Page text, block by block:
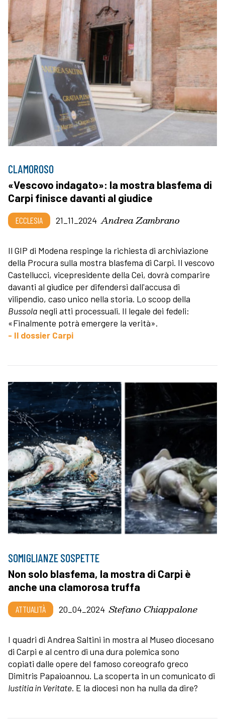
CLAMOROSO
«Vescovo indagato»: la mostra blasfema di
Carpi finisce davanti al giudice
ECCLESIA 21_11_2024 Andrea Zambrano
Il GIP di Modena respinge la richiesta di archiviazione
della Procura sulla mostra blasfema di Carpi. Il vescovo
Castellucci, vicepresidente della Cei, dovrà comparire
davanti al giudice per difendersi dall'accusa di
vilipendio, caso unico nella storia. Lo scoop della
Bussola negli atti processuali. Il legale dei fedeli:
«Finalmente potrà emergere la verità».
- Il dossier Carpi
SOMIGLIANZE SOSPETTE
Non solo blasfema, la mostra di Carpi è
anche una clamorosa truffa
ATTUALITÀ 20_04_2024 Stefano Chiappalone
I quadri di Andrea Saltini in mostra al Museo diocesano
di Carpi e al centro di una dura polemica sono
copiati dalle opere del famoso coreografo greco
Dimitris Papaioannou. La scoperta in un comunicato di
Iustitia in Veritate. E la diocesi non ha nulla da dire?